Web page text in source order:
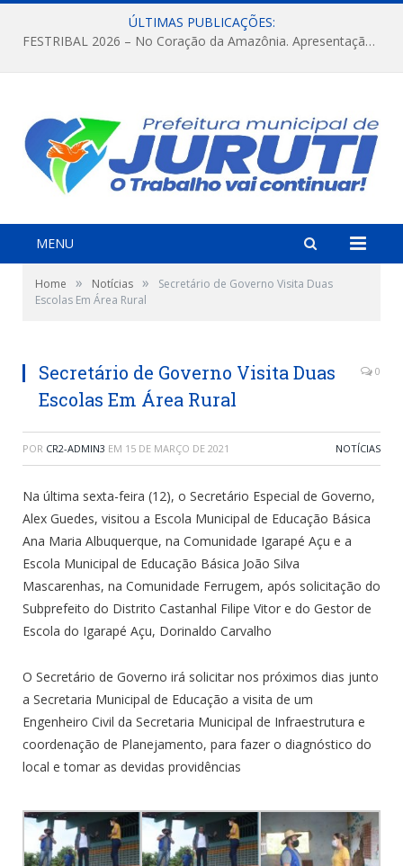
ÚLTIMAS PUBLICAÇÕES:
FESTRIBAL 2026 – No Coração da Amazônia. Apresentação da Munduruku.
MENU
Home » Notícias »
Secretário de Governo Visita Duas
Escolas Em Área Rural
Secretário de Governo Visita Duas
Escolas Em Área Rural
0
POR CR2-ADMIN3 EM 15 DE MARÇO DE 2021 NOTÍCIAS
Na última sexta-feira (12), o Secretário Especial de Governo,
Alex Guedes, visitou a Escola Municipal de Educação Básica
Ana Maria Albuquerque, na Comunidade Igarapé Açu e a
Escola Municipal de Educação Básica João Silva
Mascarenhas, na Comunidade Ferrugem, após solicitação do
Subprefeito do Distrito Castanhal Filipe Vitor e do Gestor de
Escola do Igarapé Açu, Dorinaldo Carvalho
O Secretário de Governo irá solicitar nos próximos dias junto
a Secretaria Municipal de Educação a visita de um
Engenheiro Civil da Secretaria Municipal de Infraestrutura e
coordenação de Planejamento, para fazer o diagnóstico do
local e tomar as devidas providências